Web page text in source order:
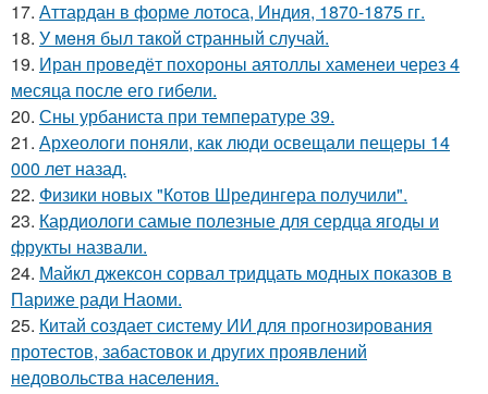
17. Аттардан в форме лотоса, Индия, 1870-1875 гг.
18. У мeня был тaкой cтранный слyчай.
19. Иран проведёт похороны аятоллы хаменеи через 4
месяца после его гибели.
20. Сны урбаниста при температуре 39.
21. Археологи поняли, как люди освещали пещеры 14
000 лет назад.
22. Физики новых "Котов Шредингера получили".
23. Кардиологи самые полезные для сердца ягоды и
фрукты назвали.
24. Майкл джексон сорвал тридцать модных показов в
Париже ради Наоми.
25. Китай создает систему ИИ для прогнозирования
протестов, забастовок и других проявлений
недовольства населения.